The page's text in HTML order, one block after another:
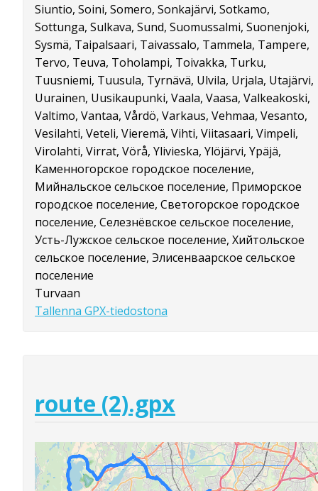
Siuntio, Soini, Somero, Sonkajärvi, Sotkamo,
Sottunga, Sulkava, Sund, Suomussalmi, Suonenjoki,
Sysmä, Taipalsaari, Taivassalo, Tammela, Tampere,
Tervo, Teuva, Toholampi, Toivakka, Turku,
Tuusniemi, Tuusula, Tyrnävä, Ulvila, Urjala, Utajärvi,
Uurainen, Uusikaupunki, Vaala, Vaasa, Valkeakoski,
Valtimo, Vantaa, Vårdö, Varkaus, Vehmaa, Vesanto,
Vesilahti, Veteli, Vieremä, Vihti, Viitasaari, Vimpeli,
Virolahti, Virrat, Vörå, Ylivieska, Ylöjärvi, Ypäjä,
Каменногорское городское поселение,
Мийнальское сельское поселение, Приморское
городское поселение, Светогорское городское
поселение, Селезнёвское сельское поселение,
Усть-Лужское сельское поселение, Хийтольское
сельское поселение, Элисенваарское сельское
поселение
Turvaan
Tallenna GPX-tiedostona
route (2).gpx